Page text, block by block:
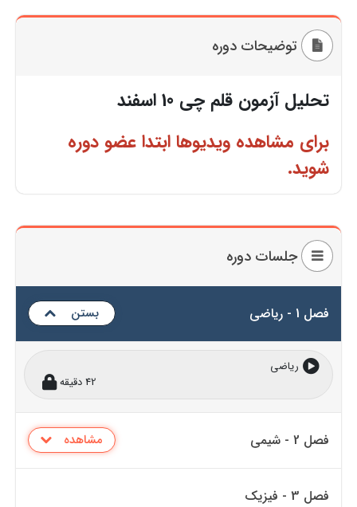
توضیحات دوره
تحلیل آزمون قلم چی 10 اسفند
برای مشاهده ویدیوها ابتدا عضو دوره
شوید.
جلسات دوره
فصل 1 - ریاضی بستن
ریاضی
42 دقیقه
فصل 2 - شیمی مشاهده
فصل 3 - فیزیک